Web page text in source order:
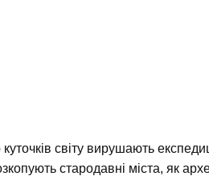
світу вирушають
стародавні міста, як